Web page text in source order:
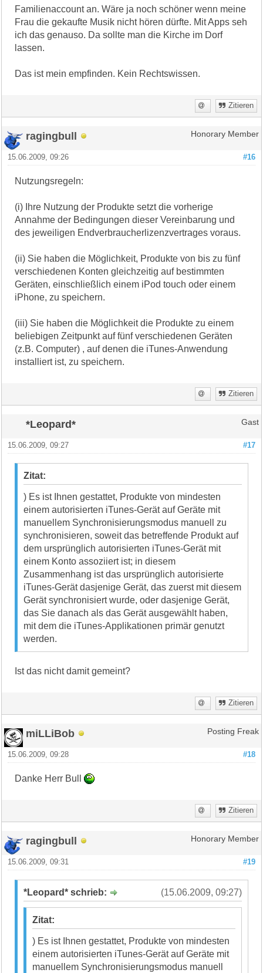
Familienaccount an. Wäre ja noch schöner wenn meine
Frau die gekaufte Musik nicht hören dürfte. Mit Apps seh
ich das genauso. Da sollte man die Kirche im Dorf
lassen.
Das ist mein empfinden. Kein Rechtswissen.
Zitieren
ragingbull Honorary Member
#16
15.06.2009, 09:26
Nutzungsregeln:
(i) Ihre Nutzung der Produkte setzt die vorherige
Annahme der Bedingungen dieser Vereinbarung und
des jeweiligen Endverbraucherlizenzvertrages voraus.
(ii) Sie haben die Möglichkeit, Produkte von bis zu fünf
verschiedenen Konten gleichzeitig auf bestimmten
Geräten, einschließlich einem iPod touch oder einem
iPhone, zu speichern.
(iii) Sie haben die Möglichkeit die Produkte zu einem
beliebigen Zeitpunkt auf fünf verschiedenen Geräten
(z.B. Computer) , auf denen die iTunes-Anwendung
installiert ist, zu speichern.
Zitieren
*Leopard* Gast
#17
15.06.2009, 09:27
Zitat:
) Es ist Ihnen gestattet, Produkte von mindesten
einem autorisierten iTunes-Gerät auf Geräte mit
manuellem Synchronisierungsmodus manuell zu
synchronisieren, soweit das betreffende Produkt auf
dem ursprünglich autorisierten iTunes-Gerät mit
einem Konto assoziiert ist; in diesem
Zusammenhang ist das ursprünglich autorisierte
iTunes-Gerät dasjenige Gerät, das zuerst mit diesem
Gerät synchronisiert wurde, oder dasjenige Gerät,
das Sie danach als das Gerät ausgewählt haben,
mit dem die iTunes-Applikationen primär genutzt
werden.
Ist das nicht damit gemeint?
Zitieren
miLLiBob Posting Freak
#18
15.06.2009, 09:28
Danke Herr Bull
Zitieren
ragingbull Honorary Member
#19
15.06.2009, 09:31
(15.06.2009, 09:27)
*Leopard* schrieb:
Zitat:
) Es ist Ihnen gestattet, Produkte von mindesten
einem autorisierten iTunes-Gerät auf Geräte mit
manuellem Synchronisierungsmodus manuell